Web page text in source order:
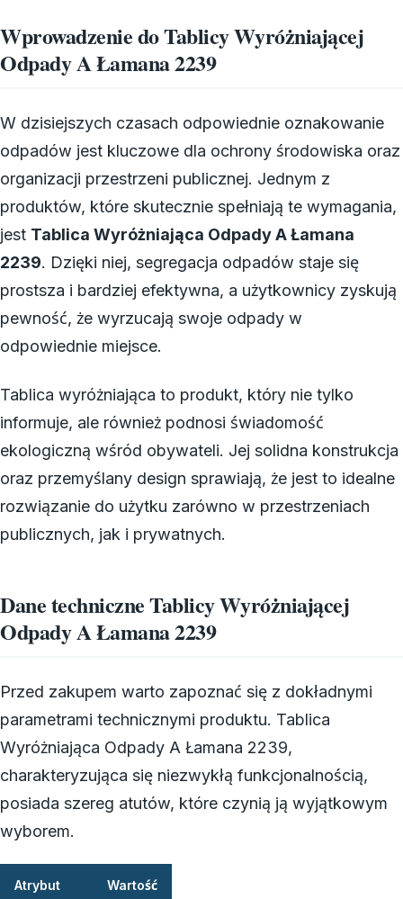
Wprowadzenie do Tablicy Wyróżniającej
Odpady A Łamana 2239
W dzisiejszych czasach odpowiednie oznakowanie
odpadów jest kluczowe dla ochrony środowiska oraz
organizacji przestrzeni publicznej. Jednym z
produktów, które skutecznie spełniają te wymagania,
jest Tablica Wyróżniająca Odpady A Łamana
2239. Dzięki niej, segregacja odpadów staje się
prostsza i bardziej efektywna, a użytkownicy zyskują
pewność, że wyrzucają swoje odpady w
odpowiednie miejsce.
Tablica wyróżniająca to produkt, który nie tylko
informuje, ale również podnosi świadomość
ekologiczną wśród obywateli. Jej solidna konstrukcja
oraz przemyślany design sprawiają, że jest to idealne
rozwiązanie do użytku zarówno w przestrzeniach
publicznych, jak i prywatnych.
Dane techniczne Tablicy Wyróżniającej
Odpady A Łamana 2239
Przed zakupem warto zapoznać się z dokładnymi
parametrami technicznymi produktu. Tablica
Wyróżniająca Odpady A Łamana 2239,
charakteryzująca się niezwykłą funkcjonalnością,
posiada szereg atutów, które czynią ją wyjątkowym
wyborem.
Atrybut Wartość